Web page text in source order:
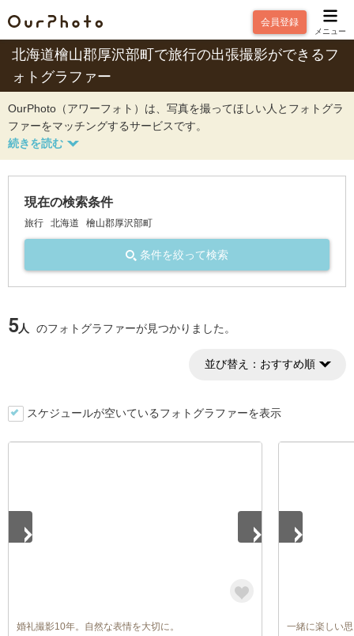
会員登録
メニュー
北海道檜山郡厚沢部町で旅行の出張撮影ができるフ
ォトグラファー
OurPhoto（アワーフォト）は、写真を撮ってほしい人とフォトグラ
ファーをマッチングするサービスです。
現在の検索条件
旅行 北海道 檜山郡厚沢部町
条件を絞って検索
5人 のフォトグラファーが見つかりました。
並び替え： おすすめ順
スケジュールが空いているフォトグラファーを表示
婚礼撮影10年。自然な表情を大切に。 一緒に楽しい